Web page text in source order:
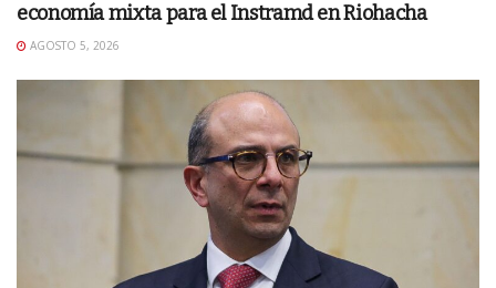
economía mixta para el Instramd en Riohacha
AGOSTO 5, 2026